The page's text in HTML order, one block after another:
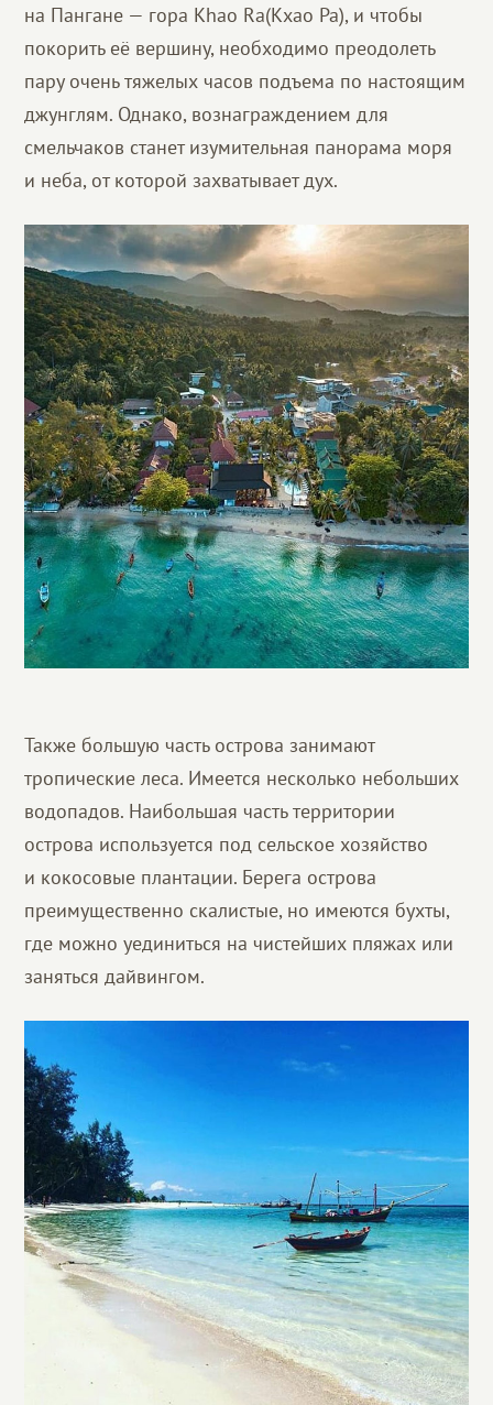
на Пангане — гора Khao Ra(Кхао Ра), и чтобы
покорить её вершину, необходимо преодолеть
пару очень тяжелых часов подъема по настоящим
джунглям. Однако, вознаграждением для
смельчаков станет изумительная панорама моря
и неба, от которой захватывает дух.
Также большую часть острова занимают
тропические леса. Имеется несколько небольших
водопадов. Наибольшая часть территории
острова используется под сельское хозяйство
и кокосовые плантации. Берега острова
преимущественно скалистые, но имеются бухты,
где можно уединиться на чистейших пляжах или
заняться дайвингом.